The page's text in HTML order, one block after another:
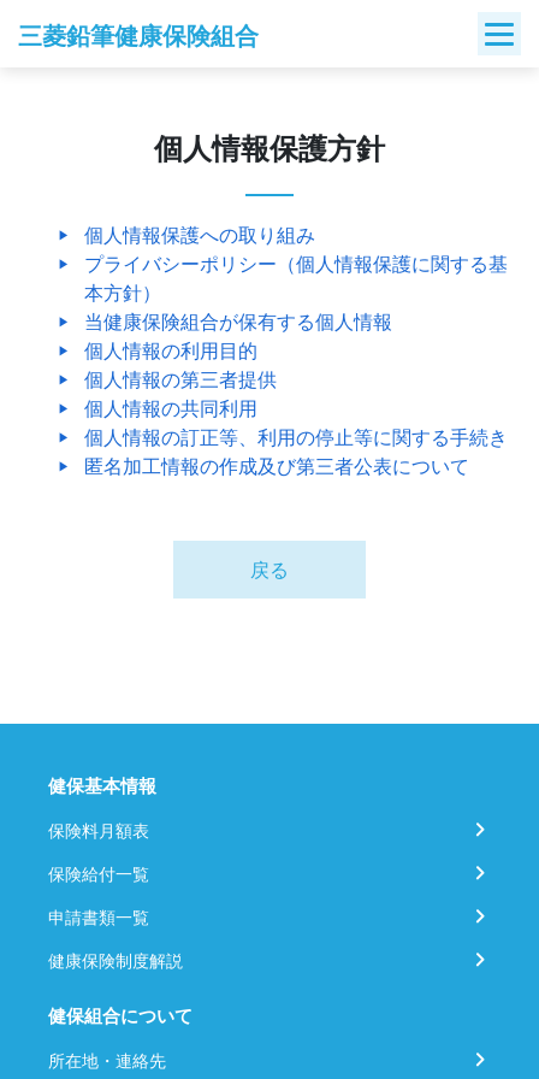
三菱鉛筆健康保険組合
個人情報保護方針
個人情報保護への取り組み
プライバシーポリシー（個人情報保護に関する基
本方針）
当健康保険組合が保有する個人情報
個人情報の利用目的
個人情報の第三者提供
個人情報の共同利用
個人情報の訂正等、利用の停止等に関する手続き
匿名加工情報の作成及び第三者公表について
戻る
健保基本情報
保険料月額表
保険給付一覧
申請書類一覧
健康保険制度解説
健保組合について
所在地・連絡先